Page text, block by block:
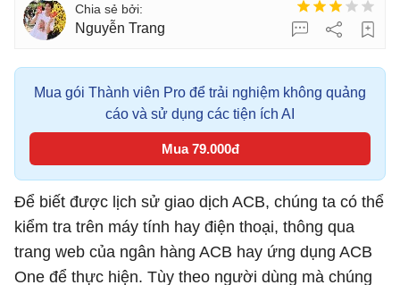
Nguyễn Trang
Mua gói Thành viên Pro để trải nghiệm không quảng
cáo và sử dụng các tiện ích AI
Mua 79.000đ
Để biết được lịch sử giao dịch ACB, chúng ta có thể
kiểm tra trên máy tính hay điện thoại, thông qua
trang web của ngân hàng ACB hay ứng dụng ACB
One để thực hiện. Tùy theo người dùng mà chúng